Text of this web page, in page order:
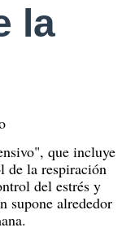
la
que incluye
de la respiración
del estrés y
supone alrededor